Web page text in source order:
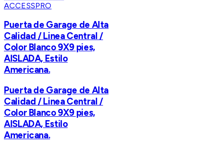
ACCESSPRO
Puerta de Garage de Alta
Calidad / Linea Central /
Color Blanco 9X9 pies,
AISLADA, Estilo
Americana.
Puerta de Garage de Alta
Calidad / Linea Central /
Color Blanco 9X9 pies,
AISLADA, Estilo
Americana.